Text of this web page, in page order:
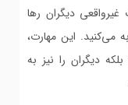
دیگران رها
می‌کنید. این مهارت،
دیگران را نیز به